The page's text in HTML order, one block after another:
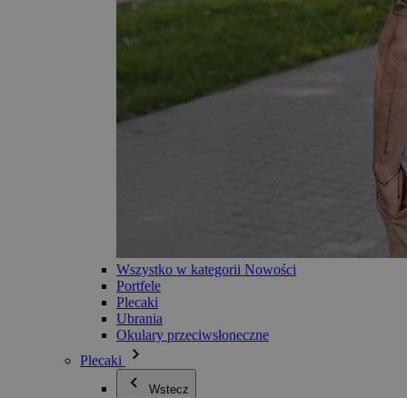
Wszystko w kategorii Nowości
Portfele
Plecaki
Ubrania
Okulary przeciwsłoneczne
Plecaki
Wstecz